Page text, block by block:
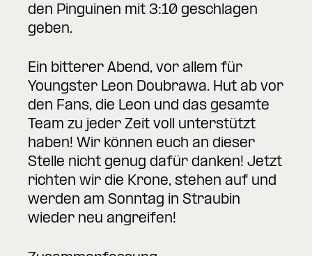
den Pinguinen mit 3:10 geschlagen
geben.
Ein bitterer Abend, vor allem für
Youngster Leon Doubrawa. Hut ab vor
den Fans, die Leon und das gesamte
Team zu jeder Zeit voll unterstützt
haben! Wir können euch an dieser
Stelle nicht genug dafür danken! Jetzt
richten wir die Krone, stehen auf und
werden am Sonntag in Straubin
wieder neu angreifen!